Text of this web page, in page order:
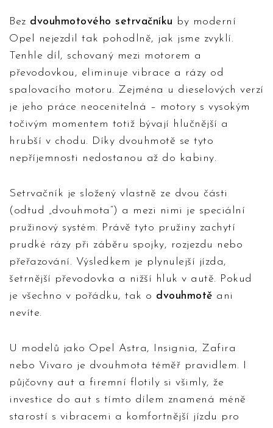
Bez dvouhmotového setrvačníku by moderní
Opel nejezdil tak pohodlně, jak jsme zvyklí.
Tenhle díl, schovaný mezi motorem a
převodovkou, eliminuje vibrace a rázy od
spalovacího motoru. Zejména u dieselových verzí
je jeho práce neocenitelná – motory s vysokým
točivým momentem totiž bývají hlučnější a
hrubší v chodu. Díky dvouhmotě se tyto
nepříjemnosti nedostanou až do kabiny.
Setrvačník je složený vlastně ze dvou části
(odtud „dvouhmota“) a mezi nimi je speciální
pružinový systém. Právě tyto pružiny zachytí
prudké rázy při záběru spojky, rozjezdu nebo
přeřazování. Výsledkem je plynulejší jízda,
šetrnější převodovka a nižší hluk v autě. Pokud
je všechno v pořádku, tak o dvouhmotě ani
nevíte.
U modelů jako Opel Astra, Insignia, Zafira
nebo Vivaro je dvouhmota téměř pravidlem. I
půjčovny aut a firemní flotily si všimly, že
investice do aut s tímto dílem znamená méně
starostí s vibracemi a komfortnější jízdu pro